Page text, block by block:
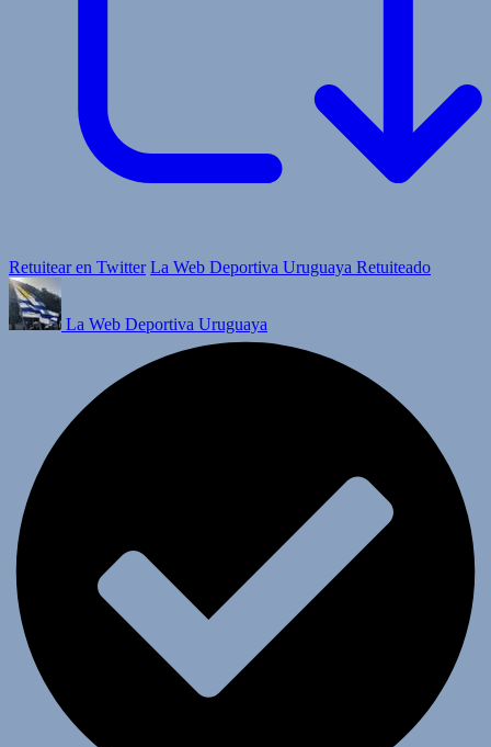
Retuitear en Twitter La Web Deportiva Uruguaya Retuiteado
La Web Deportiva Uruguaya